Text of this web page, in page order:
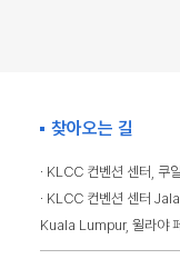
찾아오는 길
· KLCC 컨벤션 센터, 쿠
· KLCC 컨벤션 센터
Kuala Lumpur, 윌라야